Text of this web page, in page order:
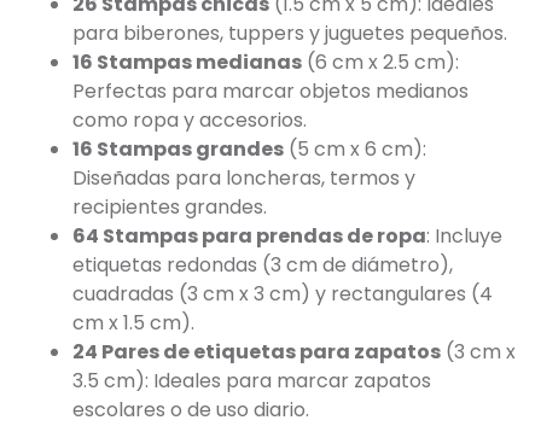
para biberones, tuppers y juguetes pequeños.
16 Stampas medianas (6 cm x 2.5 cm):
Perfectas para marcar objetos medianos
como ropa y accesorios.
16 Stampas grandes (5 cm x 6 cm):
Diseñadas para loncheras, termos y
recipientes grandes.
64 Stampas para prendas de ropa: Incluye
etiquetas redondas (3 cm de diámetro),
cuadradas (3 cm x 3 cm) y rectangulares (4
cm x 1.5 cm).
24 Pares de etiquetas para zapatos (3 cm x
3.5 cm): Ideales para marcar zapatos
escolares o de uso diario.